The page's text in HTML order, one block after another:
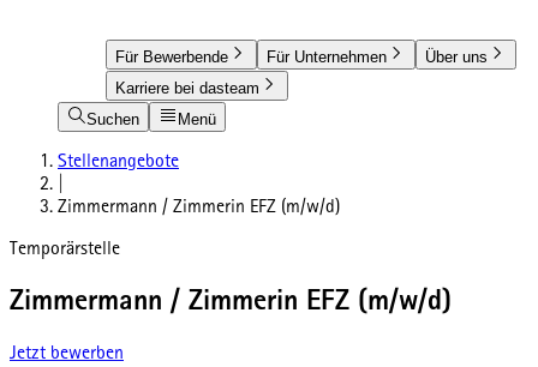
Für Bewerbende Für Unternehmen
Über uns
Karriere bei dasteam
Suchen
Menü
Stellenangebote
Zimmermann / Zimmerin EFZ (m/w/d)
Temporärstelle
Zimmermann / Zimmerin EFZ (m/w/d)
Jetzt bewerben